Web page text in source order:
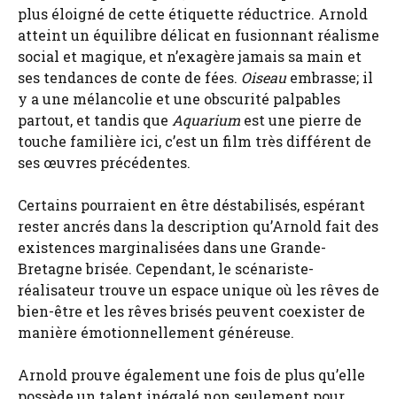
plus éloigné de cette étiquette réductrice. Arnold
atteint un équilibre délicat en fusionnant réalisme
social et magique, et n’exagère jamais sa main et
ses tendances de conte de fées. Oiseauembrasse; il
y a une mélancolie et une obscurité palpables
partout, et tandis que Aquarium est une pierre de
touche familière ici, c’est un film très différent de
ses œuvres précédentes.
Certains pourraient en être déstabilisés, espérant
rester ancrés dans la description qu’Arnold fait des
existences marginalisées dans une Grande-
Bretagne brisée. Cependant, le scénariste-
réalisateur trouve un espace unique où les rêves de
bien-être et les rêves brisés peuvent coexister de
manière émotionnellement généreuse.
Arnold prouve également une fois de plus qu’elle